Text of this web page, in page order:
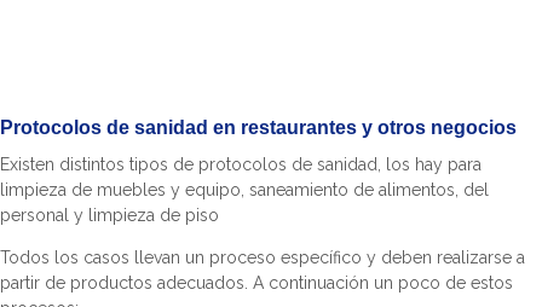
Protocolos de sanidad en restaurantes y otros negocios
Existen distintos tipos de protocolos de sanidad, los hay para
limpieza de muebles y equipo, saneamiento de alimentos, del
personal y limpieza de piso
Todos los casos llevan un proceso específico y deben realizarse a
partir de productos adecuados. A continuación un poco de estos